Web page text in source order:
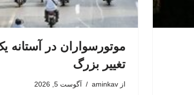
موتورسواران در آستانه
تغییر بزرگ
از aminkav آگوست 5, 2026